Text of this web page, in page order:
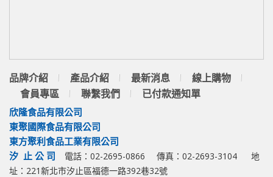
品牌介紹 產品介紹 最新消息
線上購物
會員專區
聯繫我們 已付款通知單
欣隆食品有限公司
東聚國際食品有限公司
東方聚利食品工業有限公司
汐 止 公 司
電話：02-2695-0866 傳真：02-2693-3104
地
址：221新北市汐止區福德一路392巷32號